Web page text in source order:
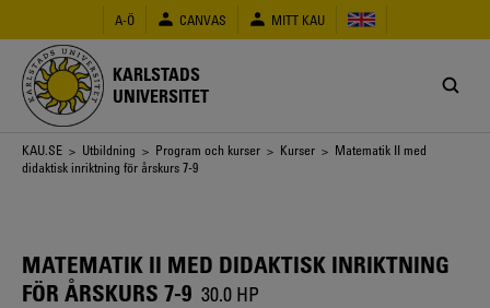
huvudinnehåll
A-Ö CANVAS MITT KAU
KARLSTADS
UNIVERSITET
Länkstig
KAU.SE > Utbildning > Program och kurser > Kurser > Matematik II med
didaktisk inriktning för årskurs 7-9
MATEMATIK II MED DIDAKTISK INRIKTNING
FÖR ÅRSKURS 7-9 30.0 HP